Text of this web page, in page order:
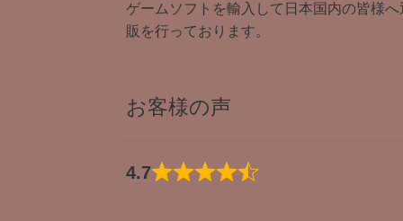
ゲームソフトを輸入して日本国内の皆様へ
販を行っております。
お客様の声
4.7